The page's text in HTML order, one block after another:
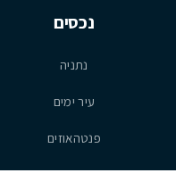
נכסים
נתניה
עיר ימים
פנטהאוזים